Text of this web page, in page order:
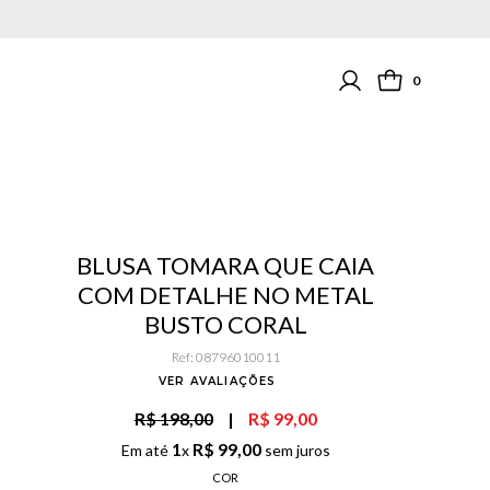
0
BLUSA TOMARA QUE CAIA
COM DETALHE NO METAL
BUSTO CORAL
Ref: 08796010011
VER AVALIAÇÕES
R$ 198,00 | R$ 99,00
Em até 1x R$ 99,00sem juros
COR